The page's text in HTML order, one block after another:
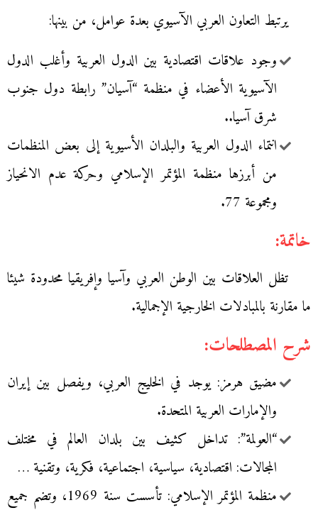
يرتبط التعاون العربي الآسيوي بعدة عوامل، من بينها:
وجود علاقات اقتصادية بين الدول العربية وأغلب الدول
الآسيوية الأعضاء في منظمة “آسيان” رابطة دول جنوب
شرق آسيا..
انتماء الدول العربية والبلدان الأسيوية إلى بعض المنظمات
من أبرزها منظمة المؤتمر الإسلامي وحركة عدم الانحياز
ومجموعة 77.
خاتمة:
تظل العلاقات بين الوطن العربي وآسيا وإفريقيا محدودة شيئا
ما مقارنة بالمبادلات الخارجية الإجمالية.
شرح المصطلحات:
مضيق هرمز: يوجد في الخليج العربي، ويفصل بين إيران
والإمارات العربية المتحدة.
“العولمة”: تداخل كثيف بين بلدان العالم في مختلف
المجالات: اقتصادية، سياسية، اجتماعية، فكرية، وتقنية …
منظمة المؤتمر الإسلامي: تأسست سنة 1969، وتضم جميع